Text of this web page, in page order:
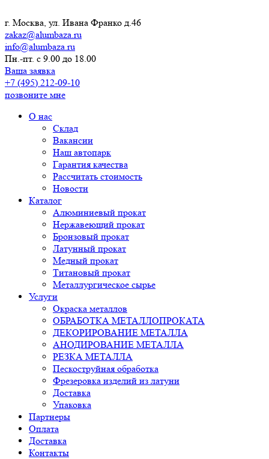
г. Москва, ул. Ивана Франко д.46
zakaz@alumbaza.ru
info@alumbaza.ru
Пн.-пт. с 9.00 до 18.00
Ваша заявка
+7 (495) 212-09-10
позвоните мне
О нас
Склад
Вакансии
Наш автопарк
Гарантия качества
Рассчитать стоимость
Новости
Каталог
Алюминиевый прокат
Нержавеющий прокат
Бронзовый прокат
Латунный прокат
Медный прокат
Титановый прокат
Металлургическое сырье
Услуги
Окраска металлов
ОБРАБОТКА МЕТАЛЛОПРОКАТА
ДЕКОРИРОВАНИЕ МЕТАЛЛА
АНОДИРОВАНИЕ МЕТАЛЛА
РЕЗКА МЕТАЛЛА
Пескоструйная обработка
Фрезеровка изделий из латуни
Доставка
Упаковка
Партнеры
Оплата
Доставка
Контакты